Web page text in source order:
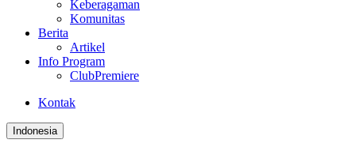
Keberagaman
Komunitas
Berita
Artikel
Info Program
ClubPremiere
Kontak
Indonesia